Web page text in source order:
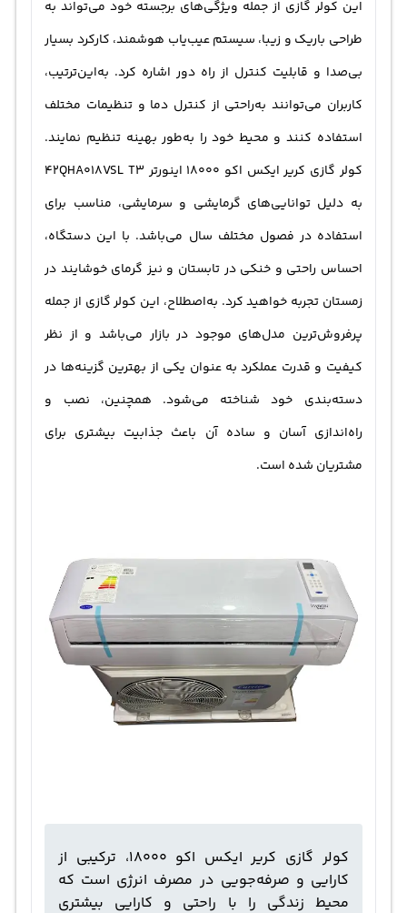
این کولر گازی از جمله ویژگی‌های برجسته خود می‌تواند به
طراحی باریک و زیبا، سیستم عیب‌یاب هوشمند، کارکرد بسیار
بی‌صدا و قابلیت کنترل از راه دور اشاره کرد. به‌این‌ترتیب،
کاربران می‌توانند به‌راحتی از کنترل دما و تنظیمات مختلف
استفاده کنند و محیط خود را به‌طور بهینه تنظیم نمایند.
کولر گازی کریر ایکس اکو 18000 اینورتر 42QHA018VSL T3
به دلیل توانایی‌های گرمایشی و سرمایشی، مناسب برای
استفاده در فصول مختلف سال می‌باشد. با این دستگاه،
احساس راحتی و خنکی در تابستان و نیز گرمای خوشایند در
زمستان تجربه خواهید کرد. به‌اصطلاح، این کولر گازی از جمله
پرفروش‌ترین مدل‌های موجود در بازار می‌باشد و از نظر
کیفیت و قدرت عملکرد به عنوان یکی از بهترین گزینه‌ها در
دسته‌بندی خود شناخته می‌شود. همچنین، نصب و
راه‌اندازی آسان و ساده آن باعث جذابیت بیشتری برای
مشتریان شده است.
کولر گازی کریر ایکس اکو 18000، ترکیبی از
کارایی و صرفه‌جویی در مصرف انرژی است که
محیط زندگی را با راحتی و کارایی بیشتری